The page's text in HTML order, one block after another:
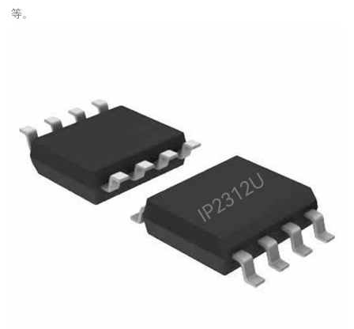
等。